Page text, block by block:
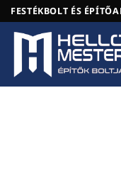
Skip
to
content
FESTÉKBOLT ÉS